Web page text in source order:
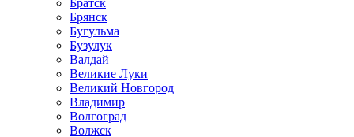
Братск
Брянск
Бугульма
Бузулук
Валдай
Великие Луки
Великий Новгород
Владимир
Волгоград
Волжск